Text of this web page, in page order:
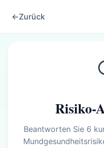
←Zurück
Risiko-
Beantworten Sie 6